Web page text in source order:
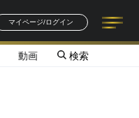
マイページ/ログイン
記事一覧
著者一覧
動画 検索